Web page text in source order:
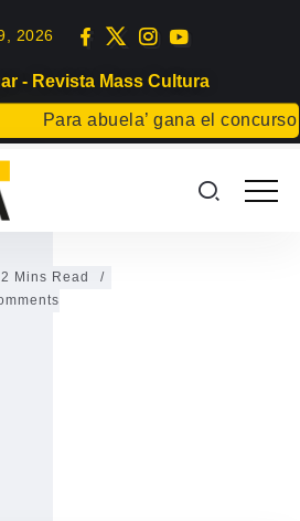
- Revista Mass Cultura
Para abuela’ gana el concurso
2026
2024
2 Mins Read